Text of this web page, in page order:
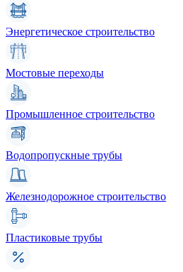
Энергетическое строительство
Мостовые переходы
Промышленное строительство
Водопропускные трубы
Железнодорожное строительство
Пластиковые трубы